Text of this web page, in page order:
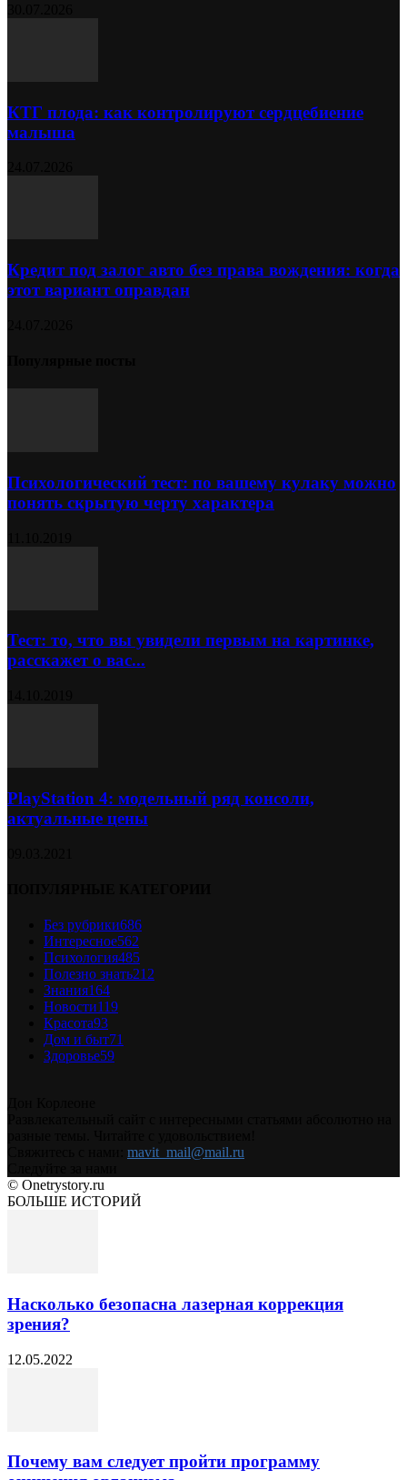
КТГ плода: как контролируют сердцебиение
малыша
Кредит под залог авто без права вождения: когда
этот вариант оправдан
Психологический тест: по вашему кулаку можно
понять скрытую черту характера
Тест: то, что вы увидели первым на картинке,
расскажет о вас...
PlayStation 4: модельный ряд консоли,
актуальные цены
Без рубрики686
Интересное562
Психология485
Полезно знать212
Знания164
Новости119
Красота93
Дом и быт71
Здоровье59
mavit_mail@mail.ru
© Onetrystory.ru
БОЛЬШЕ ИСТОРИЙ
Насколько безопасна лазерная коррекция
зрения?
12.05.2022
Почему вам следует пройти программу